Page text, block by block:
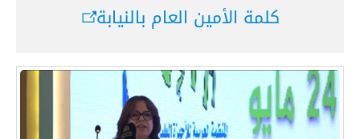
كلمة الأمين العام بالنيابة